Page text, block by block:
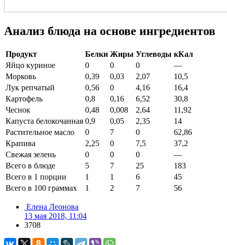
Анализ блюда на основе ингредиентов
Продукт Белки Жиры Углеводы кКал
Яйцо куриное
0 0 0
—
Морковь
0,39 0,03 2,07
10,5
Лук репчатый
0,56 0 4,16
16,4
Картофель
0,8 0,16 6,52
30,8
Чеснок
0,48 0,008 2,64
11,92
Капуста белокочанная 0,9 0,05 2,35
14
Растительное масло
0 7 0
62,86
Крапива
2,25 0 7,5
37,2
Свежая зелень
0 0 0
—
Всего в блюде
5 7 25
183
Всего в 1 порции
1 1 6
45
Всего в 100 граммах
1 2 7 56
Елена Леонова
13 мая 2018, 11:04
3708